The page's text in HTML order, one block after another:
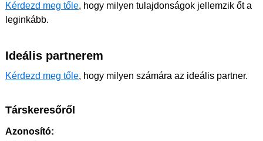
Kérdezd meg tőle, hogy milyen tulajdonságok jellemzik őt a
leginkább.
Ideális partnerem
Kérdezd meg tőle, hogy milyen számára az ideális partner.
Társkeresőről
Azonosító: